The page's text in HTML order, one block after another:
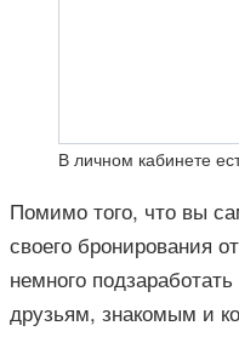
В личном кабинете
Помимо того, что вы
своего бронирования
немного
друзьям, знакомым и